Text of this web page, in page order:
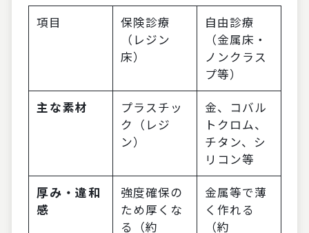
項目
保険診療
（レジン
床）
自由診療
（金属床・
ノンクラス
プ等）
主な素材
プラスチッ
ク（レジ
ン）
金、コバル
トクロム、
チタン、シ
リコン等
厚み・違和
感
強度確保の
ため厚くな
る（約
金属等で薄
く作れる
（約